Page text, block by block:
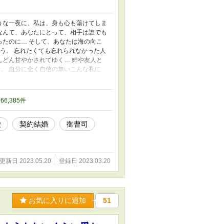
一夜に、私は、身も心も蕩けてしま
て、あなたにとって、相手は誰でも
たのに… そして、あなたは海の向こ
。 忘れたくても忘れられなかった人
どん甘やかされてゆく… 姉や友人と
自分に全く自信の無いこんな私に
曹司 鳳条 龍聖 25歳 × 外車販売
件
契約結婚
御曹司
新日 2023.05.20 登録日 2023.03.20
お気に入りに追加 51